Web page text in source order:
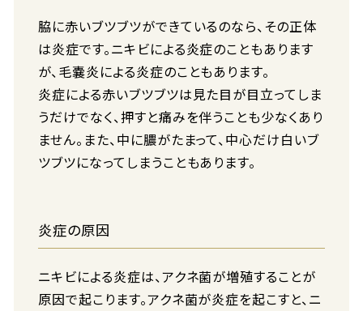
脇に赤いブツブツができているのなら、その正体
は炎症です。ニキビによる炎症のこともあります
が、毛嚢炎による炎症のこともあります。
炎症による赤いブツブツは見た目が目立ってしま
うだけでなく、押すと痛みを伴うことも少なくあり
ません。また、中に膿がたまって、中心だけ白いブ
ツブツになってしまうこともあります。
炎症の原因
ニキビによる炎症は、アクネ菌が増殖することが
原因で起こります。アクネ菌が炎症を起こすと、ニ